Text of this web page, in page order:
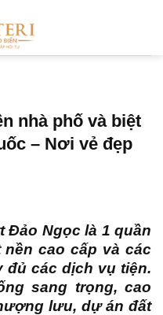
nhà phố và biệt
– Nơi vẻ đẹp
Đảo Ngọc là 1 quần
cao cấp và các
đủ các dịch vụ tiện.
sang trọng, cao
lưu, dự án đất